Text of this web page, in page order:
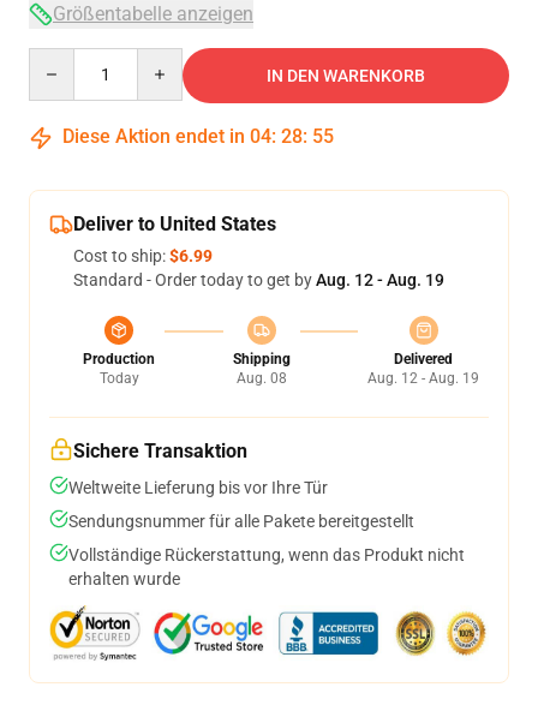
Größentabelle anzeigen
IN DEN WARENKORB
Diese Aktion endet in 04: 28: 54
Deliver to United States
Cost to ship:$6.99
Standard - Order today to get byAug. 12 - Aug. 19
Production
Today
Shipping
Aug. 08
Delivered
Aug. 12 - Aug. 19
Sichere Transaktion
Weltweite Lieferung bis vor Ihre Tür
Sendungsnummer für alle Pakete bereitgestellt
Vollständige Rückerstattung, wenn das Produkt nicht
erhalten wurde